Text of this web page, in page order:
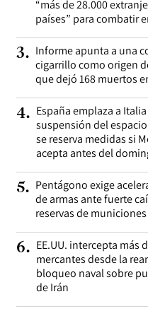
“más de 28.000
países” para combatir
3. Informe apunta a una
cigarrillo como origen
que dejó 168 muertos
4. España emplaza a
suspensión del
se reserva medidas si
acepta antes del
5. Pentágono exige
de armas ante fuerte
reservas de municiones
6. EE.UU. intercepta más
mercantes desde la
bloqueo naval sobre
de Irán